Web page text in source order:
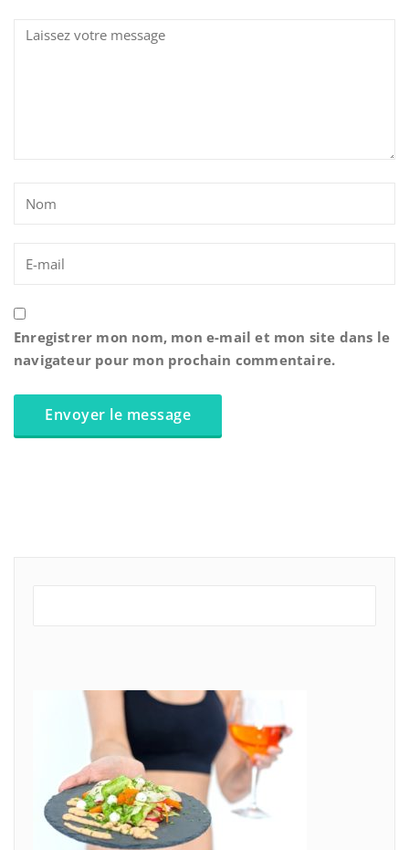
Enregistrer mon nom, mon e-mail et mon site dans le
navigateur pour mon prochain commentaire.